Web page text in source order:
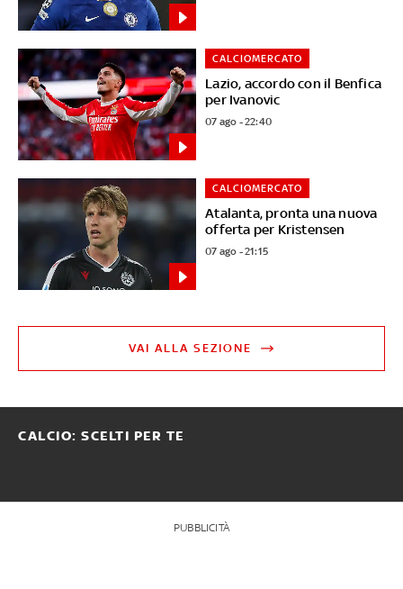
Lazio, accordo con il Benfica
per Ivanovic
CALCIOMERCATO
07 ago - 22:40
Atalanta, pronta una nuova
offerta per Kristensen
CALCIOMERCATO
07 ago - 21:15
VAI ALLA SEZIONE
CALCIO: SCELTI PER TE
PUBBLICITÀ